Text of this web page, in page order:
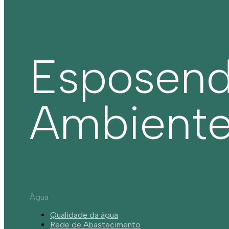
Água
Qualidade da água
Rede de Abastecimento